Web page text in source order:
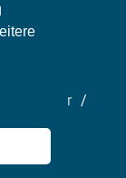
Partner